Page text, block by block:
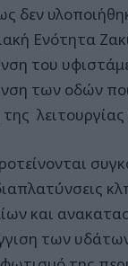
δεν
Ενότητα
του
των οδών
της
και
των